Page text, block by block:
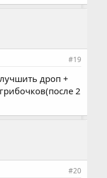
#19
дроп +
2
#20